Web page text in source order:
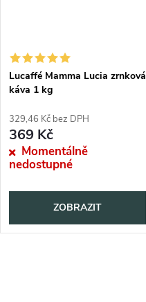
Lucaffé Mamma Lucia zrnková
káva 1 kg
329,46 Kč bez DPH
369 Kč
Momentálně
nedostupné
ZOBRAZIT